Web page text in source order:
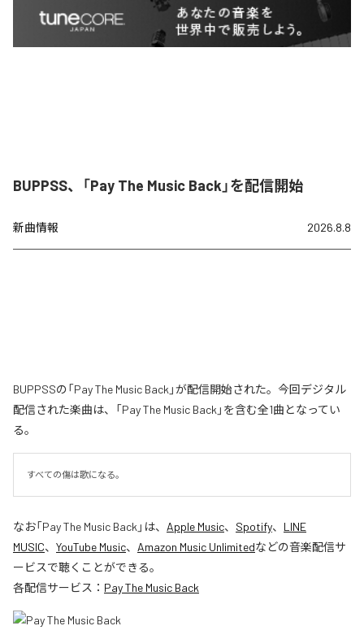
BUPPSS、「Pay The Music Back」を配信開始
新曲情報 2026.8.8
BUPPSSの「Pay The Music Back」が配信開始された。今回デジタル
配信された楽曲は、「Pay The Music Back」を含む全1曲となってい
る。
すべての傷は歌になる。
なお「Pay The Music Back 」は、 Apple Music、 Spotify、 LINE
MUSIC、 YouTube Music、 Amazon Music Unlimitedなどの音楽配信サ
ービスで聴くことができる。
各配信サービス： Pay The Music Back